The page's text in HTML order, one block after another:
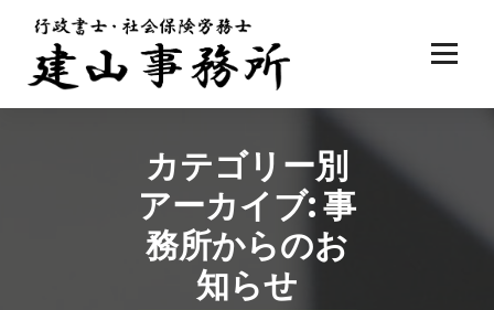
ツ
カテゴリー別
アーカイブ: 事
務所からのお
知らせ